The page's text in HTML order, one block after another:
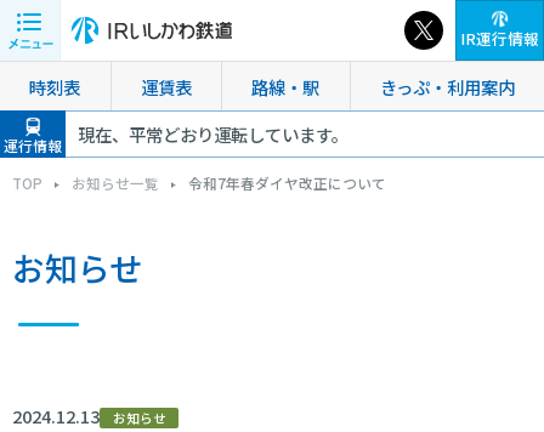
IR運行情報
時刻表 運賃表 路線・駅 きっぷ・利用案内
運行情報 現在、平常どおり運転しています。
TOP お知らせ一覧 令和7年春ダイヤ改正について
お知らせ
2024.12.13 お知らせ